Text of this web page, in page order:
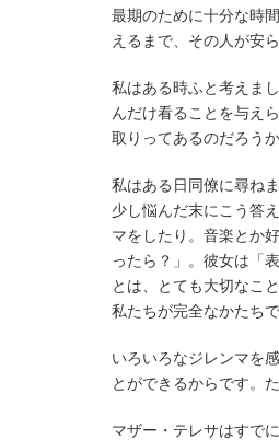
最期のために十分な時
えるまで、その人が安
私はある時ふと考えま
んだけ看ることを与え
取りってあるのだろう
私はある日同僚に尋ね
少し悩んだ末にこう答
マをしたり。音楽とか
ったら？」。彼女は「
とは、とても大切なこ
私たちが完全なかたち
いろいろなジレンマを
とができるからです。
マザー・テレサはすで